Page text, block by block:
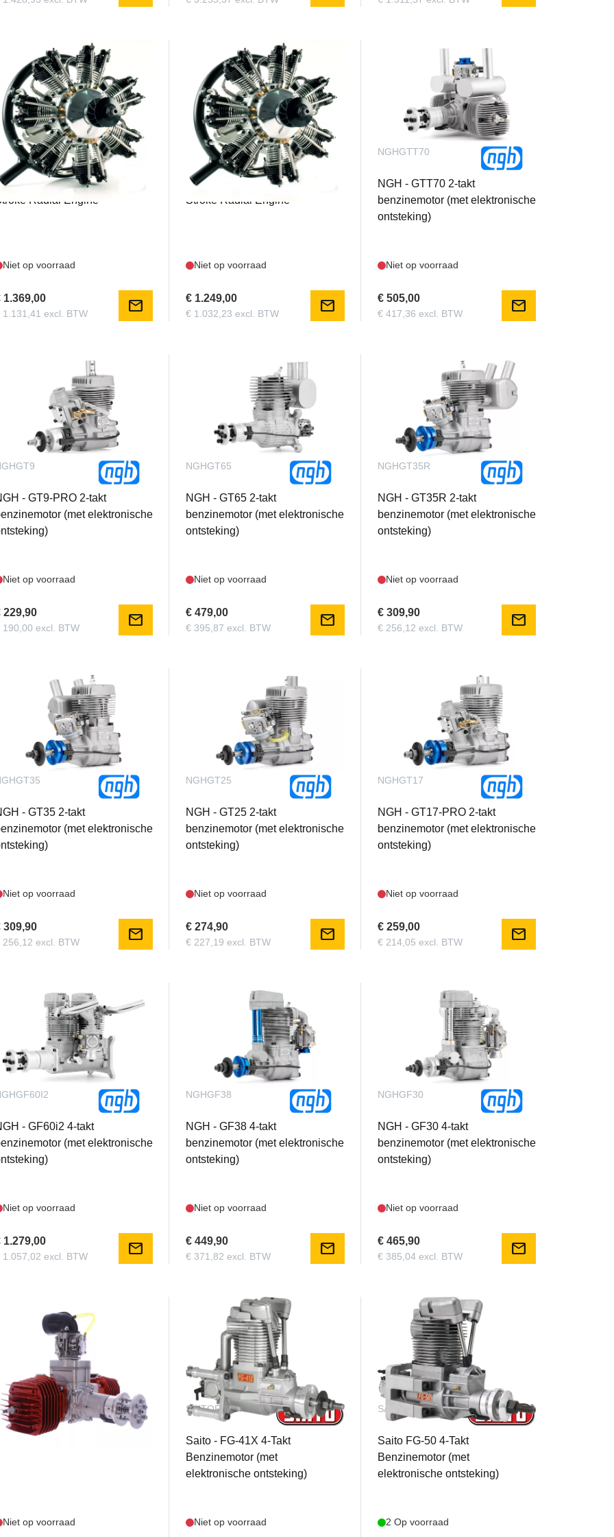
UMS77CC7C
- 77CC 7 Cylinder 4-
Radial Engine
Niet op voorraad
1.369,00
1.131,41 excl. BTW mail
UMS35CC7C
UMS - 35CC 7 Cylinder 4-
Stroke Radial Engine
Niet op voorraad
€ 1.249,00
€ 1.032,23 excl. BTW mail
NGHGTT70
NGH - GTT70 2-takt
benzinemotor (met elektronische
ontsteking)
Niet op voorraad
€ 505,00
€ 417,36 excl. BTW mail
- GT9-PRO 2-takt
(met elektronische
Niet op voorraad
229,90
190,00 excl. BTW mail
NGHGT65
NGH - GT65 2-takt
benzinemotor (met elektronische
ontsteking)
Niet op voorraad
€ 479,00
€ 395,87 excl. BTW mail
NGHGT35R
NGH - GT35R 2-takt
benzinemotor (met elektronische
ontsteking)
Niet op voorraad
€ 309,90
€ 256,12 excl. BTW mail
- GT35 2-takt
(met elektronische
Niet op voorraad
309,90
256,12 excl. BTW mail
NGHGT25
NGH - GT25 2-takt
benzinemotor (met elektronische
ontsteking)
Niet op voorraad
€ 274,90
€ 227,19 excl. BTW mail
NGHGT17
NGH - GT17-PRO 2-takt
benzinemotor (met elektronische
ontsteking)
Niet op voorraad
€ 259,00
€ 214,05 excl. BTW mail
- GF60i2 4-takt
(met elektronische
Niet op voorraad
1.279,00
1.057,02 excl. BTW mail
NGHGF38
NGH - GF38 4-takt
benzinemotor (met elektronische
ontsteking)
Niet op voorraad
€ 449,90
€ 371,82 excl. BTW mail
NGHGF30
NGH - GF30 4-takt
benzinemotor (met elektronische
ontsteking)
Niet op voorraad
€ 465,90
€ 385,04 excl. BTW mail
3W10.002.225
Niet op voorraad
SAITOFG41X
Saito - FG-41X 4-Takt
Benzinemotor (met
elektronische ontsteking)
Niet op voorraad
SAITOFG50
Saito FG-50 4-Takt
Benzinemotor (met
elektronische ontsteking)
2 Op voorraad